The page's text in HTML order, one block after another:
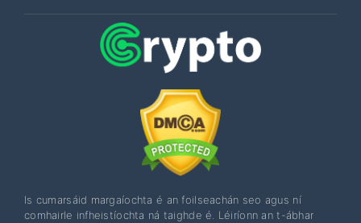
Is cumarsáid margaíochta é an foilseachán seo agus ní
comhairle infheistíochta ná taighde é. Léiríonn an t-ábhar